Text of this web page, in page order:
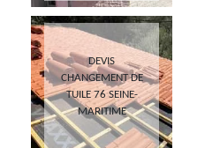
DEVIS
CHANGEMENT DE
TUILE 76 SEINE-
MARITIME